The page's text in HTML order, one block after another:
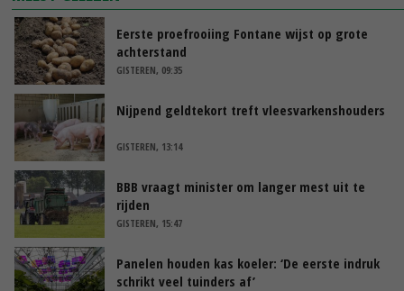
Eerste proefrooiing Fontane wijst op grote
achterstand
GISTEREN, 09:35
Nijpend geldtekort treft vleesvarkenshouders
GISTEREN, 13:14
BBB vraagt minister om langer mest uit te
rijden
GISTEREN, 15:47
Panelen houden kas koeler: ‘De eerste indruk
schrikt veel tuinders af’